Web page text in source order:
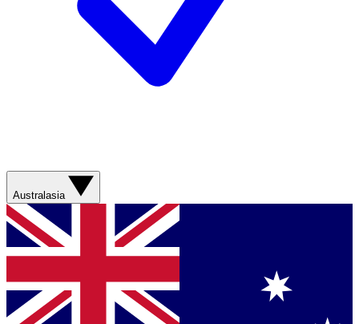
Australasia